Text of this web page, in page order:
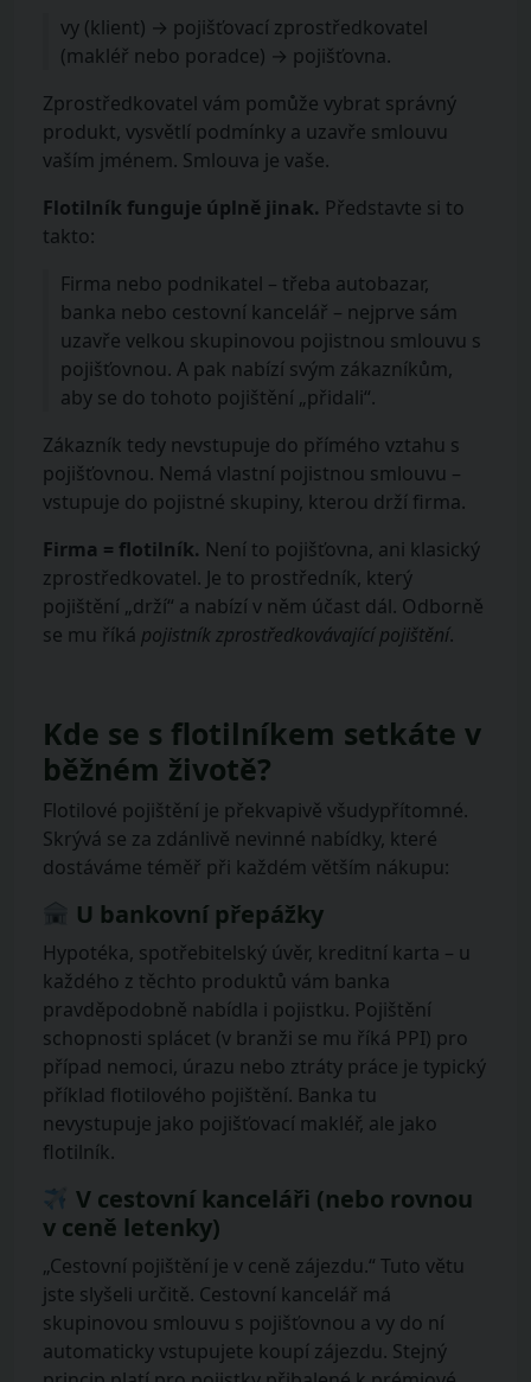
vy (klient) → pojišťovací zprostředkovatel
(makléř nebo poradce) → pojišťovna.
Zprostředkovatel vám pomůže vybrat správný
produkt, vysvětlí podmínky a uzavře smlouvu
vaším jménem. Smlouva je vaše.
Flotilník funguje úplně jinak. Představte si to
takto:
Firma nebo podnikatel – třeba autobazar,
banka nebo cestovní kancelář – nejprve sám
uzavře velkou skupinovou pojistnou smlouvu s
pojišťovnou. A pak nabízí svým zákazníkům,
aby se do tohoto pojištění „přidali“.
Zákazník tedy nevstupuje do přímého vztahu s
pojišťovnou. Nemá vlastní pojistnou smlouvu –
vstupuje do pojistné skupiny, kterou drží firma.
Firma = flotilník. Není to pojišťovna, ani klasický
zprostředkovatel. Je to prostředník, který
pojištění „drží“ a nabízí v něm účast dál. Odborně
se mu říká pojistník zprostředkovávající pojištění.
Kde se s flotilníkem setkáte v
běžném životě?
Flotilové pojištění je překvapivě všudypřítomné.
Skrývá se za zdánlivě nevinné nabídky, které
dostáváme téměř při každém větším nákupu:
U bankovní přepážky
Hypotéka, spotřebitelský úvěr, kreditní karta – u
každého z těchto produktů vám banka
pravděpodobně nabídla i pojistku. Pojištění
schopnosti splácet (v branži se mu říká PPI) pro
případ nemoci, úrazu nebo ztráty práce je typický
příklad flotilového pojištění. Banka tu
nevystupuje jako pojišťovací makléř, ale jako
flotilník.
V cestovní kanceláři (nebo rovnou
v ceně letenky)
„Cestovní pojištění je v ceně zájezdu.“ Tuto větu
jste slyšeli určitě. Cestovní kancelář má
skupinovou smlouvu s pojišťovnou a vy do ní
automaticky vstupujete koupí zájezdu. Stejný